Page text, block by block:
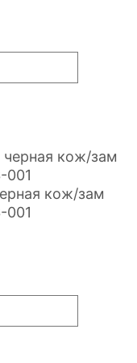
кож/зам
001